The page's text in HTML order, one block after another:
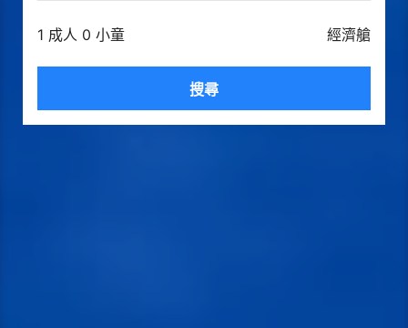
1 成人 0 小童 經濟艙
搜尋